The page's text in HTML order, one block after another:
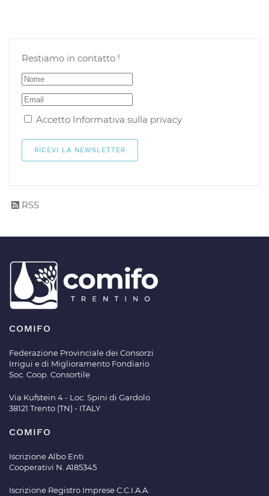
Restiamo in contatto !
Accetto Informativa sulla privacy
RSS
COMIFO
Federazione Provinciale dei Consorzi
Irrigui e di Miglioramento Fondiario
Soc. Coop. Consortile
Via Kufstein 4 - Loc. Spini di Gardolo
38121 Trento (TN) - ITALY
COMIFO
Iscrizione Albo Enti
Cooperativi N. A185345
Iscrizione Registro Imprese C.C.I.A.A.